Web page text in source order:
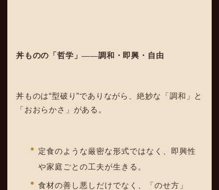
丼ものの「哲学」――調和・即興・自由
丼ものは“型破り”でありながら、絶妙な「調和」と
「おおらかさ」がある。
定食のような厳密な形式ではなく、即興性
や家庭ごとの工夫が生きる。
食材の善し悪しだけでなく、「のせ方」